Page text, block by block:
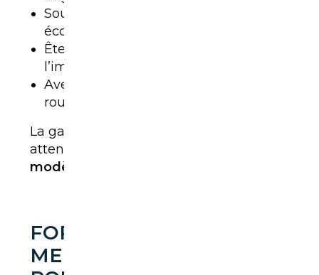
Souhaitez-vous un moteur
économique, hybride ou électrique ?
Êtes-vous sensible au style ou à
l’image sportive ?
Avez-vous besoin d’un vrai confort
routier pour de longs trajets ?
La gamme Ford couvre ces différentes
attentes.
modèle par modèle.
FORD PUMA : LE
MEILLEUR SUV COMPACT